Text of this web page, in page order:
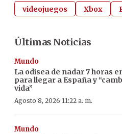
videojuegos Xbox
Últimas Noticias
Mundo
La odisea de nadar 7 horas
para llegar a España y
vida”
Agosto 8, 2026 11:22 a. m.
Mundo